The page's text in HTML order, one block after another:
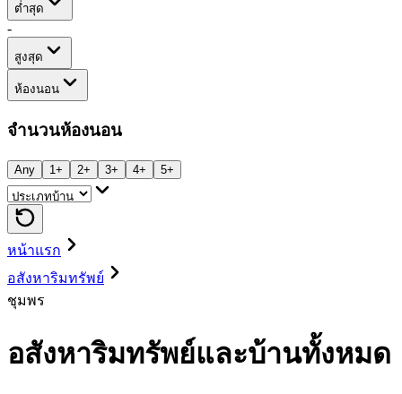
ต่ำสุด
-
สูงสุด
ห้องนอน
จำนวนห้องนอน
Any 1+ 2+ 3+ 4+ 5+
หน้าแรก
อสังหาริมทรัพย์
ชุมพร
อสังหาริมทรัพย์และบ้านทั้งหมด